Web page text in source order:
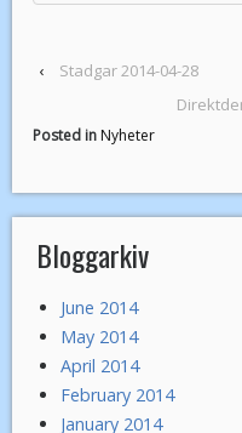
‹
Stadgar 2014-04-28
Posted in Nyheter
Bloggarkiv
June 2014
May 2014
April 2014
February 2014
January 2014